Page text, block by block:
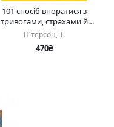
101 спосіб впоратися з
тривогами, страхами й
панічними атаками
Пітерсон, Т.
470₴